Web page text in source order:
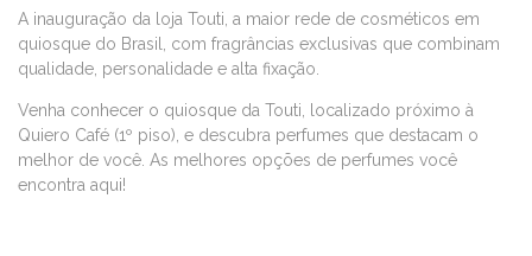
A inauguração da loja Touti, a maior rede de cosméticos em
quiosque do Brasil, com fragrâncias exclusivas que combinam
qualidade, personalidade e alta fixação.
Venha conhecer o quiosque da Touti, localizado próximo à
Quiero Café (1º piso), e descubra perfumes que destacam o
melhor de você. As melhores opções de perfumes você
encontra aqui!